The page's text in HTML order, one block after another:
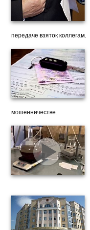
передаче взяток коллегам.
мошенничестве.